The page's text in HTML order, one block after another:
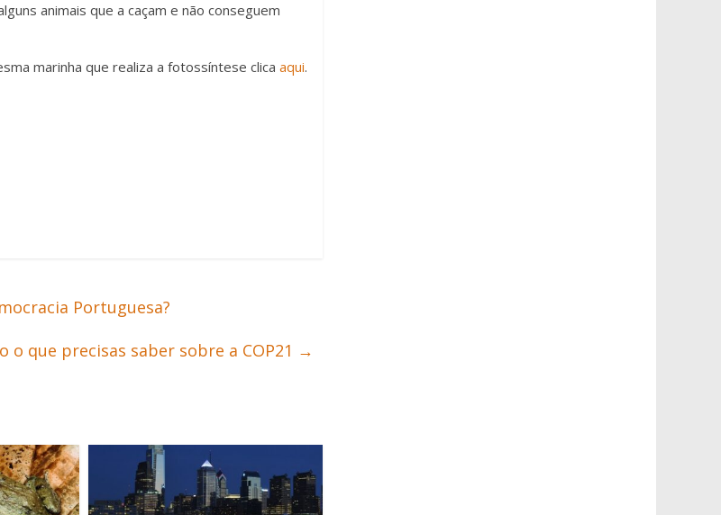
animais que a caçam e não conseguem
marinha que realiza a fotossíntese clica aqui.
Portuguesa?
o que precisas saber sobre a COP21 →